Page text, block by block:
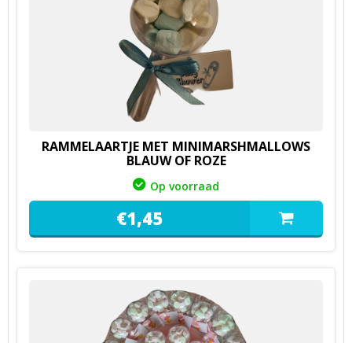
RAMMELAARTJE MET MINIMARSHMALLOWS
BLAUW OF ROZE
Op voorraad
€1,45